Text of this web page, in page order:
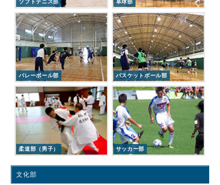
ソフトテニス部 卓球部
バレーボール部 バスケットボール部
柔道部（男子） サッカー部
文化部